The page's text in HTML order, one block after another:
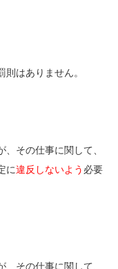
はありません。
、その仕事に関して、
に違反しないよう 必要
、その仕事に関して、